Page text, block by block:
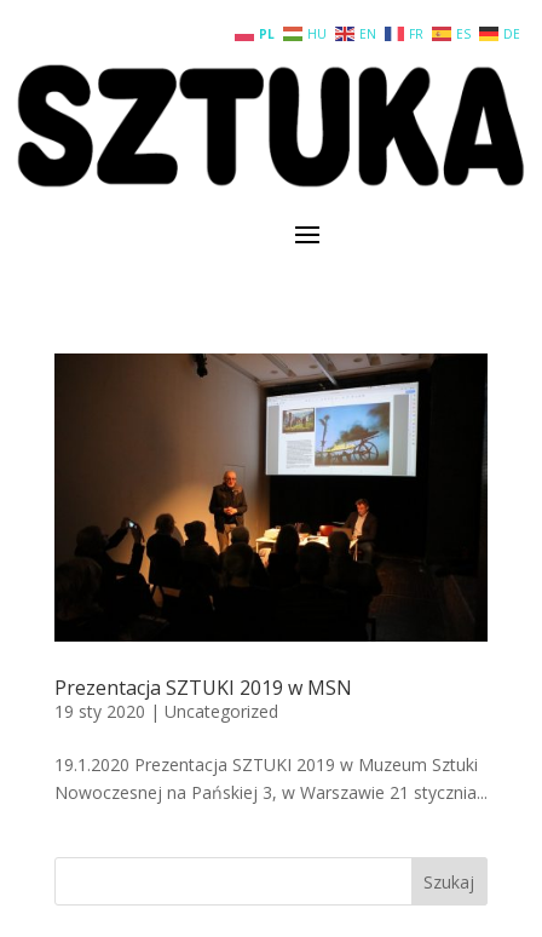
Prezentacja SZTUKI 2019 w MSN
19 sty 2020 | Uncategorized
19.1.2020 Prezentacja SZTUKI 2019 w Muzeum Sztuki
Nowoczesnej na Pańskiej 3, w Warszawie 21 stycznia...
PL HU EN FR ES DE